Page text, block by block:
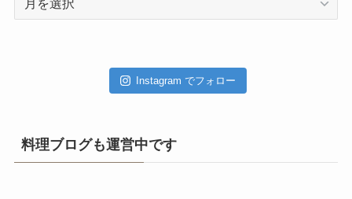
Instagram でフォロー
料理ブログも運営中です